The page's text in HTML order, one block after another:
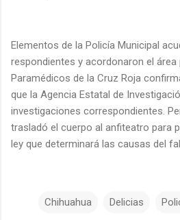
Elementos de la Policía Municipal
respondientes y acordonaron el área
Paramédicos de la Cruz Roja
que la Agencia Estatal de
investigaciones correspondientes.
trasladó el cuerpo al anfiteatro para
ley que determinará las causas del
Chihuahua Delicias